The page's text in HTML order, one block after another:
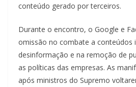
conteúdo gerado por terceiros.
Durante o encontro, o Google e
omissão no combate a conteúdos
desinformação e na remoção de
as políticas das empresas. As
após ministros do Supremo